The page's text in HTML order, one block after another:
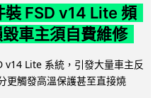
FSD v14 Lite 頻
車主須自費維修
v14 Lite 系統，引發大量車主反
更觸發高溫保護甚至直接燒